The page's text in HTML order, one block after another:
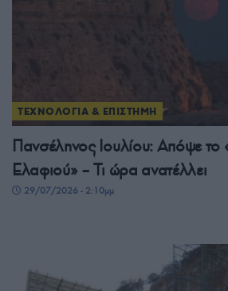
ΤΕΧΝΟΛΟΓΙΑ & ΕΠΙΣΤΗΜΗ
Πανσέληνος Ιουλίου: Απόψε το
Ελαφιού» – Τι ώρα ανατέλλει
29/07/2026 - 2:10μμ